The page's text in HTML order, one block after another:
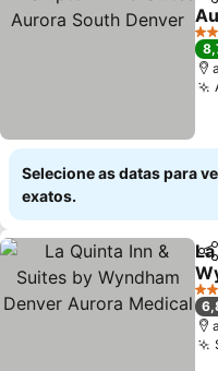
3
Selecione as datas para
exatos.
3